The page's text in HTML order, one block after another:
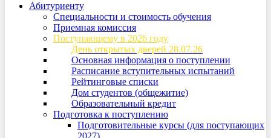
Абитуриенту
Специальности и стоимость обучения
Приемная комиссия
Поступающему в 2026 году
День открытых дверей 28.07.26
Основная информация о поступлении
Расписание вступительных испытаний
Рейтинговые списки
Дом студентов (общежитие)
Образовательный кредит
Подготовка к поступлению
Подготовительные курсы (для поступающих
2027)